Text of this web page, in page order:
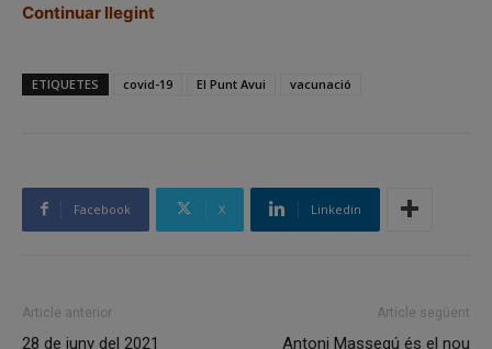
Continuar llegint
ETIQUETES covid-19 El Punt Avui vacunació
Facebook X Linkedin
Article anterior
28 de juny del 2021
Article següent
Antoni Massegú és el nou